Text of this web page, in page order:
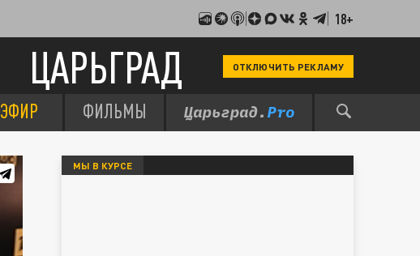
18+
ЦАРЬГРАД ОТКЛЮЧИТЬ РЕКЛАМУ
ЭФИР ФИЛЬМЫ
МЫ В КУРСЕ